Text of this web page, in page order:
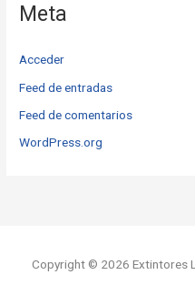
Meta
Acceder
Feed de entradas
Feed de comentarios
WordPress.org
Copyright © 2026 Extintores